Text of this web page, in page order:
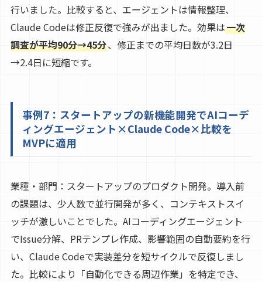
行いました。比較すると、エージェントは情報整理、
Claude Codeは修正反復で強みが出ました。効果は一次
調査が平均90分→45分、修正までの平均日数が3.2日
→2.4日に短縮です。
事例7：スタートアップの新機能開発でAIコーデ
ィングエージェント×Claude Code×比較を
MVPに適用
業種・部門：スタートアップのプロダクト開発。導入前
の課題は、少人数で並行開発が多く、コンテキストスイ
ッチが激しいことでした。AIコーディングエージェント
でIssue分解、PRテンプレ作成、影響範囲の自動要約を行
い、Claude Codeで実装差分を短サイクルで反復しまし
た。比較により「自動化できる周辺作業」を特定でき、